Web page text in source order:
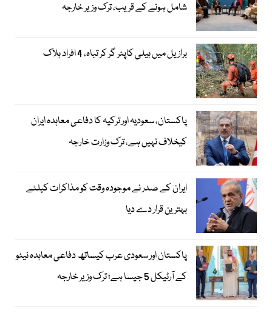
شامل ہونے کے قریب، ترک وزیر خارجہ
برازیل میں ہیلی کاپٹر گر کر تباہ، 4 افراد ہلاک
پاکستان، سعودیہ اور ترکیہ کا دفاعی معاہدہ ایران
کیخلاف نہیں ہے، ترک وزارت خارجہ
ایران کے صدر نے موجودہ وقت کو مذاکرات کیلئے
بہترین قرار دے دیا
پاکستان اور سعودی عرب کیساتھ دفاعی معاہدہ نیٹو
کے آرٹیکل 5 جیسا ہے؛ ترک وزیر خارجہ